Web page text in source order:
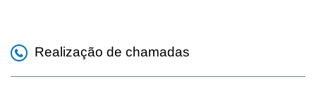
Realização de chamadas